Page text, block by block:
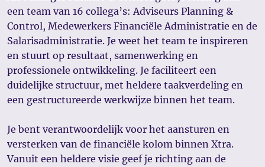
een team van 16 collega’s: Adviseurs Planning &
Control, Medewerkers Financiële Administratie en de
Salarisadministratie. Je weet het team te inspireren
en stuurt op resultaat, samenwerking en
professionele ontwikkeling. Je faciliteert een
duidelijke structuur, met heldere taakverdeling en
een gestructureerde werkwijze binnen het team.
Je bent verantwoordelijk voor het aansturen en
versterken van de financiële kolom binnen Xtra.
Vanuit een heldere visie geef je richting aan de